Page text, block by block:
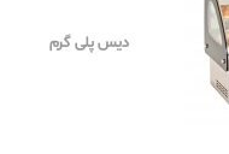
دیس پلی گرم